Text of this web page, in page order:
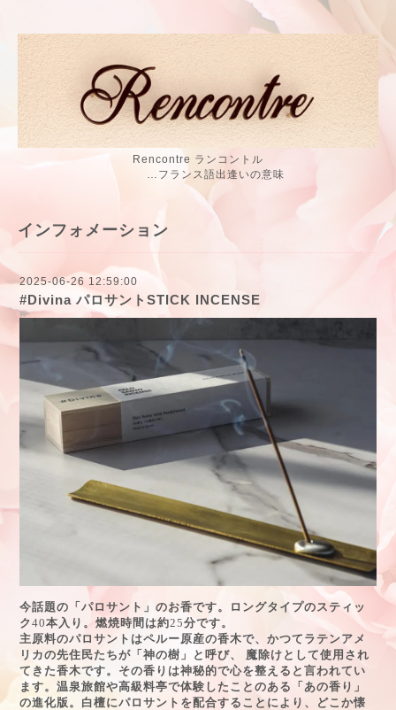
Rencontre ランコントル
…フランス語出逢いの意味
インフォメーション
2025-06-26 12:59:00
#Divina パロサントSTICK INCENSE
今話題の「パロサント」のお香です。ロングタイプのスティッ
ク 40本入り。燃焼時間は約25分です。
主原料のパロサントはペルー原産の香木で、かつてラテンアメ
リカの先住民たちが「神の樹」と呼び、
魔除けとして使用され
てきた香木です。その香りは神秘的で心を整えると言われてい
ます。温泉旅館や高級料亭で体験したことのある「あの香り」
の進化版。白檀にパロサントを配合することにより、どこか懐